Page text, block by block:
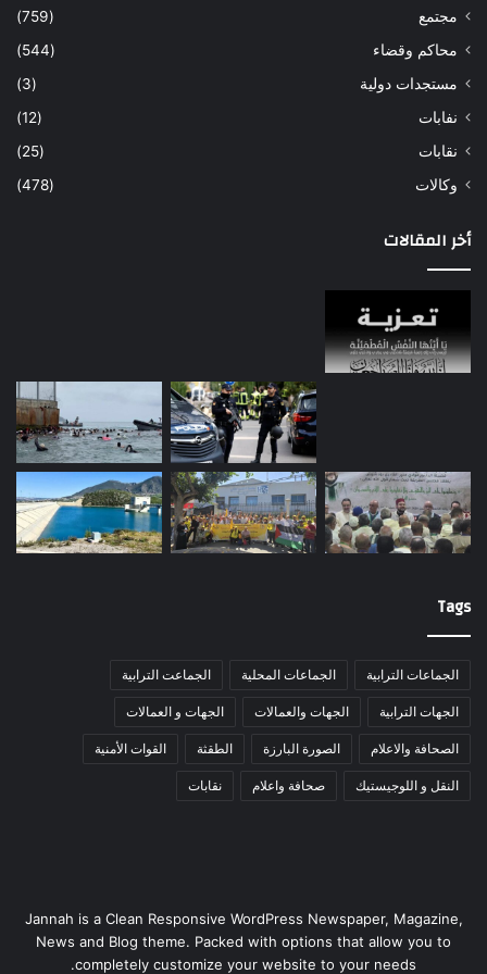
مجتمع
(759)
محاكم وقضاء
(544)
مستجدات دولية
(3)
نفابات
(12)
نقابات
(25)
وكالات
(478)
أخر المقالات
Tags
الجماعات الترابية الجماعات المحلية الجماعت الترابية
الجهات الترابية الجهات والعمالات الجهات و العمالات
الصحافة والاعلام الصورة البارزة الطقثة القوات الأمنية
النقل و اللوجيستيك صحافة واعلام نقابات
Jannah is a Clean Responsive WordPress Newspaper, Magazine,
News and Blog theme. Packed with options that allow you to
completely customize your website to your needs.